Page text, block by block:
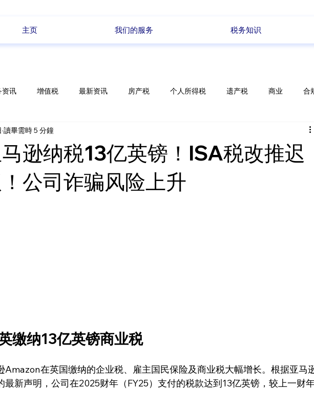
主页 我们的服务 税务知识
资讯 增值税 最新资讯 房产税 个人所得税 遗产税 商业 合
养老金 公司业务
逊纳税13亿英镑！ISA税改推迟
公司诈骗风险上升
讀畢需時 5 分鐘
缴纳13亿英镑商业税
Amazon在英国缴纳的企业税、雇主国民保险及商业税大幅增长。根据亚马
最新声明，公司在2025财年（FY25）支付的税款达到13亿英镑，较上一财